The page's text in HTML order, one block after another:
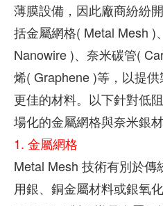
薄膜設備，因此廠商紛紛
括金屬網格( Metal Mesh )
Nanowire )、奈米碳管(
烯( Graphene )等，以提
更佳的材料。以下針對低
場化的金屬網格與奈米銀
1. 金屬網格
Metal Mesh 技術有別於
用銀、銅金屬材料或銀氧